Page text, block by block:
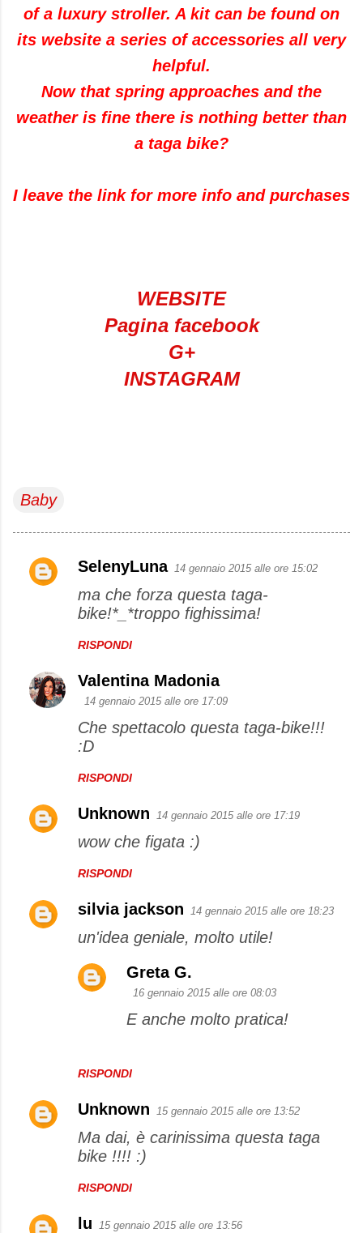
of a luxury stroller. A kit can be found on
its website a series of accessories all very
helpful.
Now that spring approaches and the
weather is fine there is nothing better than
a taga bike?
I leave the link for more info and purchases
WEBSITE
Pagina facebook
G+
INSTAGRAM
Baby
C
n
SelenyLuna 14 gennaio 2015 alle ore 15:02
ma che forza questa taga-
bike!*_*troppo fighissima!
RISPONDI
Valentina Madonia
14 gennaio 2015 alle ore 17:09
Che spettacolo questa taga-bike!!!
:D
RISPONDI
Unknown 14 gennaio 2015 alle ore 17:19
wow che figata :)
RISPONDI
silvia jackson 14 gennaio 2015 alle ore 18:23
un'idea geniale, molto utile!
RISPONDI
Greta G.
16 gennaio 2015 alle ore 08:03
E anche molto pratica!
Unknown 15 gennaio 2015 alle ore 13:52
Ma dai, è carinissima questa taga
bike !!!! :)
RISPONDI
lu 15 gennaio 2015 alle ore 13:56